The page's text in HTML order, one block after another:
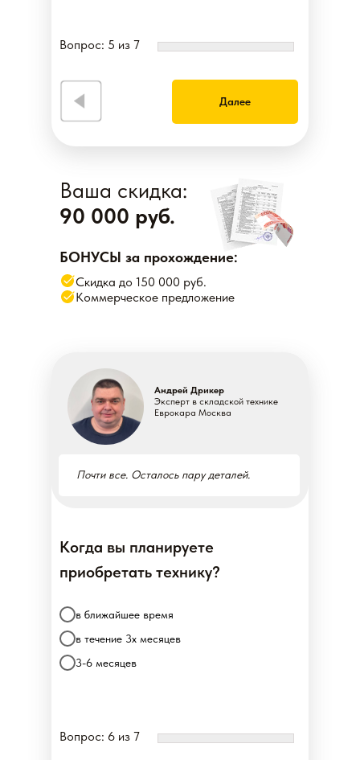
Далее
Ваша скидка:
90 000 руб.
Скидка до 150 000 руб.
Коммерческое предложение
БОНУСЫ за прохождение:
Вопрос: 5 из 7
в ближайшее время
в течение 3х месяцев
3-6 месяцев
Когда вы планируете
приобретать технику?
Андрей Дрикер
Эксперт в складской технике
Еврокара Москва
Почти все. Осталось пару деталей.
Вопрос: 6 из 7